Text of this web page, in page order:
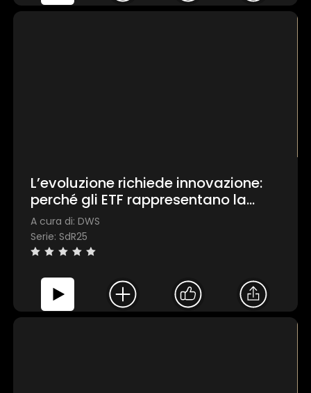
L’evoluzione richiede innovazione:
perché gli ETF rappresentano la
nuova frontiera degli investimenti.
A cura di: DWS
Serie: SdR25